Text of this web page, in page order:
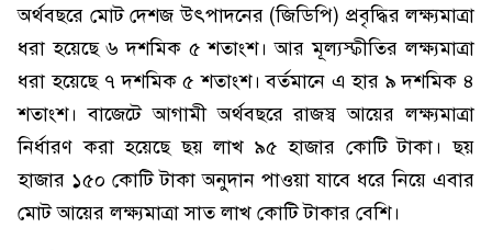
অর্থবছরে মোট দেশজ উৎপাদনের (জিডিপি) প্রবৃদ্ধির লক্ষ্যমাত্রা
ধরা হয়েছে ৬ দশমিক ৫ শতাংশ। আর মূল্যস্ফীতির লক্ষ্যমাত্রা
ধরা হয়েছে ৭ দশমিক ৫ শতাংশ। বর্তমানে এ হার ৯ দশমিক ৪
শতাংশ। বাজেটে আগামী অর্থবছরে রাজস্ব আয়ের লক্ষ্যমাত্রা
নির্ধারণ করা হয়েছে ছয় লাখ ৯৫ হাজার কোটি টাকা। ছয়
হাজার ১৫০ কোটি টাকা অনুদান পাওয়া যাবে ধরে নিয়ে এবার
মোট আয়ের লক্ষ্যমাত্রা সাত লাখ কোটি টাকার বেশি।